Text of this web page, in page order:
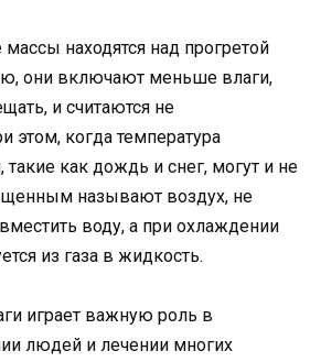
находятся над прогретой
они включают меньше влаги,
и считаются не
когда температура
такие как дождь и снег, могут и не
называют воздух, не
воду, а при охлаждении
из газа в жидкость.
играет важную роль в
людей и лечении многих